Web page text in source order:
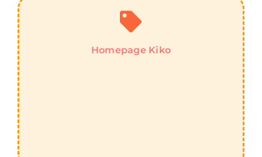
Homepage Kiko